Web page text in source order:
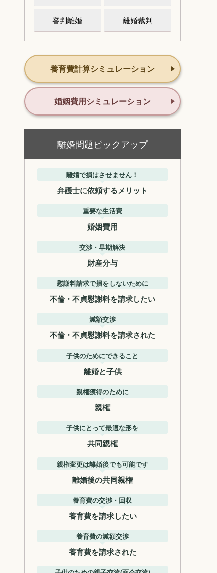
審判離婚 離婚裁判
養育費計算シミュレーション
婚姻費用シミュレーション
離婚問題ピックアップ
離婚で損はさせません！
弁護士に依頼するメリット
重要な生活費
婚姻費用
交渉・早期解決
財産分与
慰謝料請求で損をしないために
不倫・不貞慰謝料を請求したい
減額交渉
不倫・不貞慰謝料を請求された
子供のためにできること
離婚と子供
親権獲得のために
親権
子供にとって最適な形を
共同親権
親権変更は離婚後でも可能です
離婚後の共同親権
養育費の交渉・回収
養育費を請求したい
養育費の減額交渉
養育費を請求された